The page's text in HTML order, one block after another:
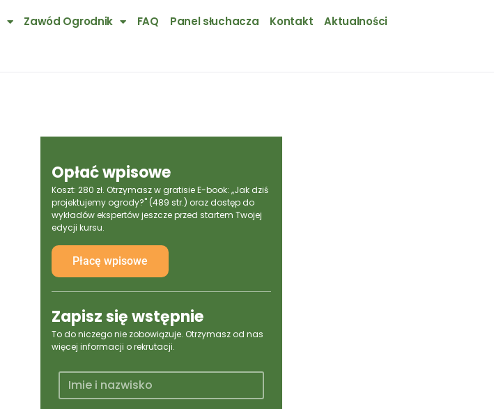
Zawód Ogrodnik FAQ Panel słuchacza Kontakt Aktualności
Opłać wpisowe
Koszt: 280 zł. Otrzymasz w gratisie E-book: ,,Jak dziś
projektujemy ogrody?" (489 str.) oraz dostęp do
wykładów ekspertów jeszcze przed startem Twojej
edycji kursu.
Płacę wpisowe
Zapisz się wstępnie
To do niczego nie zobowiązuje. Otrzymasz od nas
więcej informacji o rekrutacji.